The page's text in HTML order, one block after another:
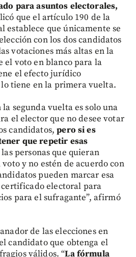
para asuntos electorales,
que el artículo 190 de la
establece que únicamente se
con los dos candidatos
votaciones más altas en la
el voto en blanco para la
el efecto jurídico
tiene en la primera vuelta.
segunda vuelta es solo una
el elector que no desee votar
candidatos,pero si es
que repetir esas
las personas que quieran
y no estén de acuerdo con
pueden marcar esa
electoral para
para el sufragante”, afirmó
de las elecciones en
candidato que obtenga el
válidos. “La fórmula